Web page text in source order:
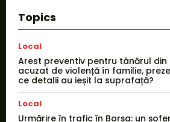
Topics
Local
Arest preventiv pentru tânărul din
acuzat de violență în familie,
ce detalii au ieșit la suprafață?
Local
Urmărire în trafic în Borșa: un